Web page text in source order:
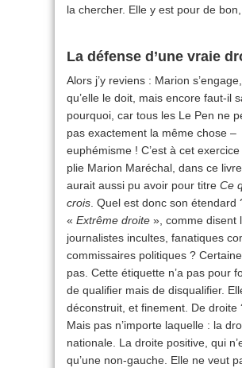
la chercher. Elle y est pour de bon,
La défense d’une vraie
Alors j’y reviens : Marion
qu’elle le doit, mais encore faut-il
pourquoi, car tous les Le Pen ne
pas exactement la même chose –
euphémisme ! C’est à cet
plie Marion Maréchal, dans ce
aurait aussi pu avoir pour titre Ce
crois . Quel est donc son étendard
« Extrême droite », comme disent
journalistes incultes, fanatiques
commissaires politiques ?
pas. Cette étiquette n’a pas pour
de qualifier mais de disqualifier.
déconstruit, et finement. De droite
Mais pas n’importe laquelle : la
nationale. La droite positive, qui
qu’une non-gauche. Elle ne veut